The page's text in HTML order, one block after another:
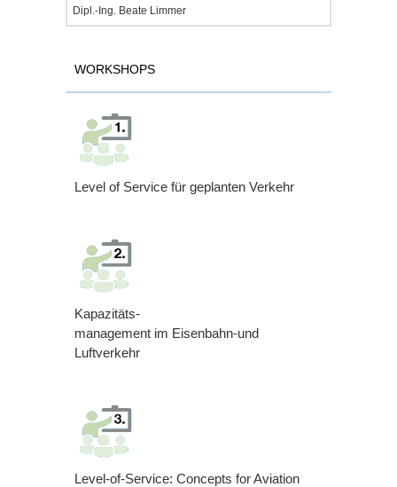
Dipl.-Ing. Beate Limmer
WORKSHOPS
Level of Service für geplanten Verkehr
Kapazitäts-
management im Eisenbahn-und
Luftverkehr
Level-of-Service: Concepts for Aviation